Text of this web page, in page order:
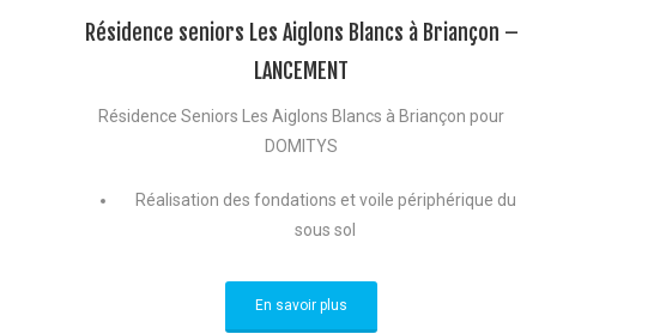
Résidence seniors Les Aiglons Blancs à Briançon –
LANCEMENT
Résidence Seniors Les Aiglons Blancs à Briançon pour
DOMITYS
Réalisation des fondations et voile périphérique du
sous sol
En savoir plus